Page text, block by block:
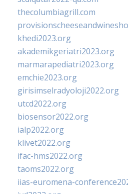
thecolumbiagrill.com
khedi2023.org
akademikgeriatri2023.org
marmarapediatri2023.org
emchie2023.org
girisimselradyoloji2022.org
utcd2022.org
biosensor2022.org
ialp2022.org
klivet2022.org
ifac-hms2022.org
taoms2022.org
iias-euromena-